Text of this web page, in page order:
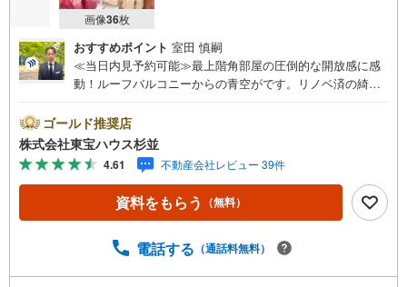
画像36枚
おすすめポイント 室田 慎嗣
≪当日内見予約可能≫最上階角部屋の圧倒的な開放感に感
動！ルーフバルコニーからの青空がです。リノベ済の綺麗
人生設計から始まる「未来カレンダー」のご提案。・ 未来
に起こるであろうご自宅リフォームをオンライン上でご提
案「ミラカレクラブ」。・ 不動産売却時、ご自宅を綺麗に
かつ瀟洒にさせるCG加工ホームステイジングサービス。・
購入者様へ、税理士による確定申告の無料セミナーをご招
待いたします。◆ご予約に際して◆日時のご希望をお伝え
の手配や内覧（居住中物件）の手配が必要な場合がござい
スムーズなご案内が可能となりますのでお手数ですがご一
ゴールド推奨店
株式会社東宝ハウス杉並
4.61 不動産会社レビュー 39件
資料をもらう （無料）
電話する （通話料無料）